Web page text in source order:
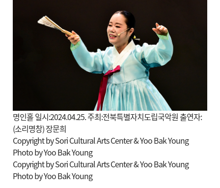
명인홀 일시:2024.04.25. 주최:전북특별자치도립국악원 출연자:
(소리명창) 장문희
Copyright by Sori Cultural Arts Center & Yoo Bak Young
Photo by Yoo Bak Young
Copyright by Sori Cultural Arts Center & Yoo Bak Young
Photo by Yoo Bak Young